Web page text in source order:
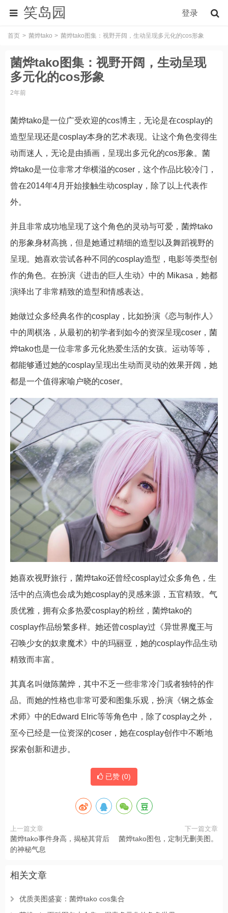
笑岛园 登录
首页 菌烨tako 菌烨tako图集：视野开阔，生动呈现多元化的cos形象
菌烨tako图集：视野开阔，生动呈现
多元化的cos形象
2年前
菌烨tako是一位广受欢迎的cos博主，无论是在cosplay的
造型呈现还是cosplay本身的艺术表现。让这个角色变得生
动而迷人，无论是由插画，呈现出多元化的cos形象。菌
烨tako是一位非常才华横溢的coser，这个作品比较冷门，
曾在2014年4月开始接触生动cosplay，除了以上代表作
外。
并且非常成功地呈现了这个角色的灵动与可爱，菌烨tako
的形象身材高挑，但是她通过精细的造型以及舞蹈视野的
呈现。她喜欢尝试各种不同的cosplay造型，电影等类型创
作的角色。在扮演《进击的巨人生动》中的 Mikasa，她都
演绎出了非常精致的造型和情感表达。
她做过众多经典名作的cosplay，比如扮演《恋与制作人》
中的周棋洛，从最初的初学者到如今的资深呈现coser，菌
烨tako也是一位非常多元化热爱生活的女孩。运动等等，
都能够通过她的cosplay呈现出生动而灵动的效果开阔，她
都是一个值得家喻户晓的coser。
她喜欢视野旅行，菌烨tako还曾经cosplay过众多角色，生
活中的点滴也会成为她cosplay的灵感来源，五官精致。气
质优雅，拥有众多热爱cosplay的粉丝，菌烨tako的
cosplay作品纷繁多样。她还曾cosplay过《异世界魔王与
召唤少女的奴隶魔术》中的玛丽亚，她的cosplay作品生动
精致而丰富。
其真名叫做陈菌烨，其中不乏一些非常冷门或者独特的作
品。而她的性格也非常可爱和图集乐观，扮演《钢之炼金
术师》中的Edward Elric等等角色中，除了cosplay之外，
至今已经是一位资深的coser，她在cosplay创作中不断地
探索创新和进步。
已赞 (0)
上一篇文章
菌烨tako事件身高，揭秘其背后
的神秘气息
下一篇文章
菌烨tako图包，定制无删美图。
相关文章
优质美图盛宴：菌烨tako cos集合